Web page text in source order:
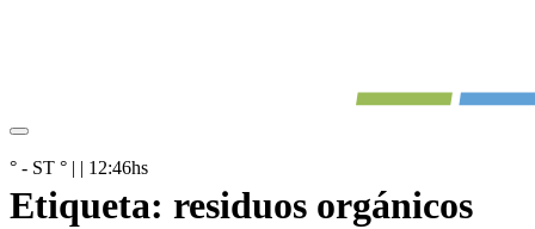
° - ST ° | | 12:46hs
Etiqueta: residuos orgánicos